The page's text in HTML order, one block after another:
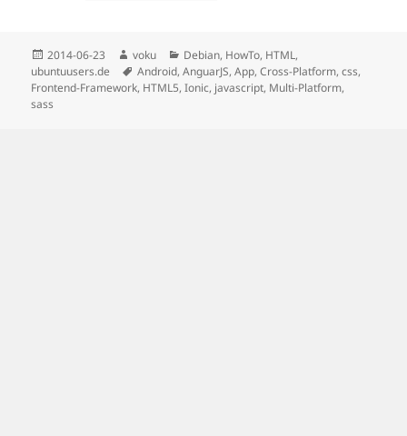
Posted
on
2014-06-23 Author
voku Categories
Debian, HowTo, HTML,
ubuntuusers.de
Tags
Android,AnguarJS,App,Cross-Platform,css,
Frontend-Framework, HTML5,Ionic, javascript, Multi-Platform,
sass